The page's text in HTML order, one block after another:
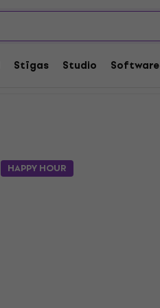
Stīgas Studio Software
HAPPY HOUR